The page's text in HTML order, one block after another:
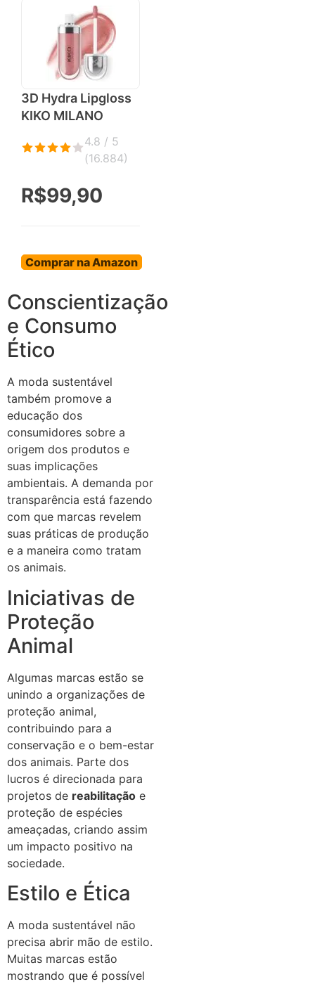
3D Hydra Lipgloss
KIKO MILANO
4.8 / 5
(16.884)
R$99,90
Comprar na Amazon
Conscientização
e Consumo
Ético
A moda sustentável
também promove a
educação dos
consumidores sobre a
origem dos produtos e
suas implicações
ambientais. A demanda por
transparência está fazendo
com que marcas revelem
suas práticas de produção
e a maneira como tratam
os animais.
Iniciativas de
Proteção
Animal
Algumas marcas estão se
unindo a organizações de
proteção animal,
contribuindo para a
conservação e o bem-estar
dos animais. Parte dos
lucros é direcionada para
projetos de reabilitação e
proteção de espécies
ameaçadas, criando assim
um impacto positivo na
sociedade.
Estilo e Ética
A moda sustentável não
precisa abrir mão de estilo.
Muitas marcas estão
mostrando que é possível